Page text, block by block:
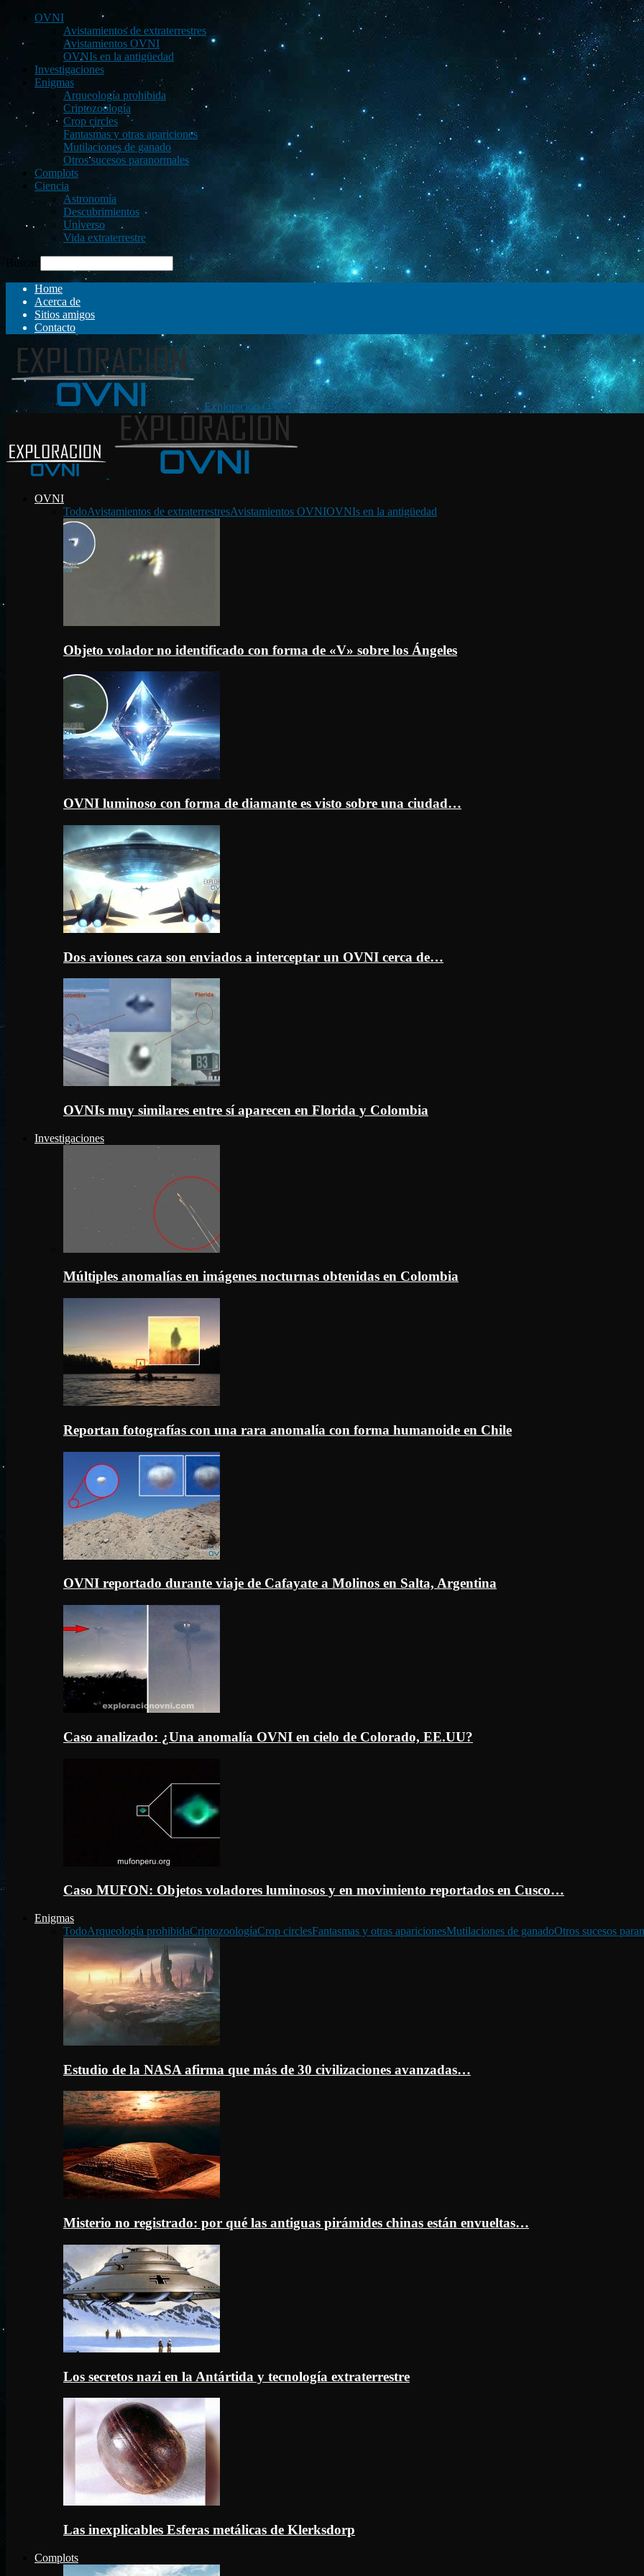
OVNI
Avistamientos de extraterrestres
Avistamientos OVNI
OVNIs en la antigüedad
Investigaciones
Enigmas
Arqueología prohibida
Criptozoología
Crop circles
Fantasmas y otras apariciones
Mutilaciones de ganado
Otros sucesos paranormales
Complots
Ciencia
Astronomía
Descubrimientos
Universo
Vida extraterrestre
Buscar
Home
Acerca de
Sitios amigos
Contacto
Exploración OVNI
OVNI
TodoAvistamientos de extraterrestresAvistamientos OVNIOVNIs en la antigüedad
Objeto volador no identificado con forma de «V» sobre los Ángeles
OVNI luminoso con forma de diamante es visto sobre una ciudad…
Dos aviones caza son enviados a interceptar un OVNI cerca de…
OVNIs muy similares entre sí aparecen en Florida y Colombia
Investigaciones
Múltiples anomalías en imágenes nocturnas obtenidas en Colombia
Reportan fotografías con una rara anomalía con forma humanoide en Chile
OVNI reportado durante viaje de Cafayate a Molinos en Salta, Argentina
Caso analizado: ¿Una anomalía OVNI en cielo de Colorado, EE.UU?
Caso MUFON: Objetos voladores luminosos y en movimiento reportados en Cusco…
Enigmas
TodoArqueología prohibidaCriptozoologíaCrop circlesFantasmas y otras aparicionesMutilaciones de ganadoOtros sucesos
Estudio de la NASA afirma que más de 30 civilizaciones avanzadas…
Misterio no registrado: por qué las antiguas pirámides chinas están envueltas…
Los secretos nazi en la Antártida y tecnología extraterrestre
Las inexplicables Esferas metálicas de Klerksdorp
Complots